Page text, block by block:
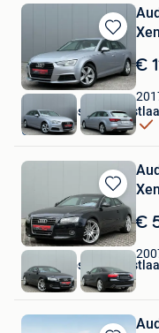
Bewaren
in
Mijn
Favorieten
€
Autos Zebs
Genk
Bewaren
in
Mijn
Favorieten
€
Autos Zebs
Genk